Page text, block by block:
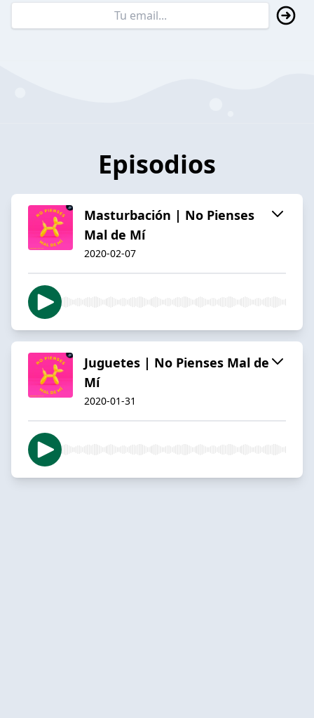
Episodios
Masturbación | No Pienses
Mal de Mí
2020-02-07
Juguetes | No Pienses Mal de
Mí
2020-01-31